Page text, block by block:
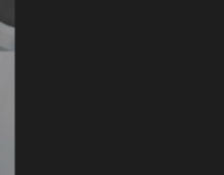
te houden, automatisch tegen de banden
ervoor dat de caravan soepel en
verplaatst.
hun caravan te verplaatsen.